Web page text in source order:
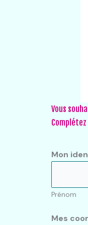
Vous
Mon
Prénom
Mes